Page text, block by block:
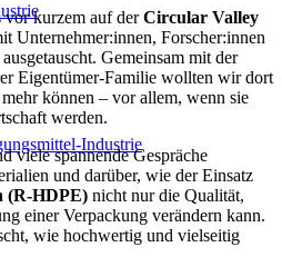
Industrie
vor kurzem auf derCircular Valley
Unternehmer:innen, Forscher:innen
Gemeinsam mit der
Eigentümer-Familie wollten wir dort
können – vor allem, wenn sie
werden.
viele spannende Gespräche
und darüber, wie der Einsatz
(R‑HDPE) nicht nur die Qualität,
einer Verpackung verändern kann.
wie hochwertig und vielseitig